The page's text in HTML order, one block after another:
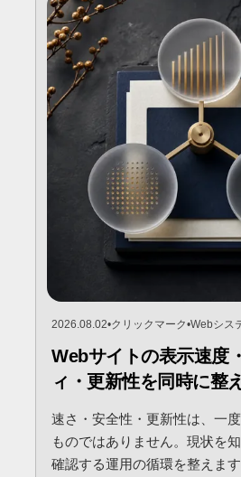
2026.08.02•クリックマーク•Webシス
Webサイトの表示速度
ィ・更新性を同時に整
速さ・安全性・更新性は、一
ものではありません。現状を
確認する運用の循環を整えます